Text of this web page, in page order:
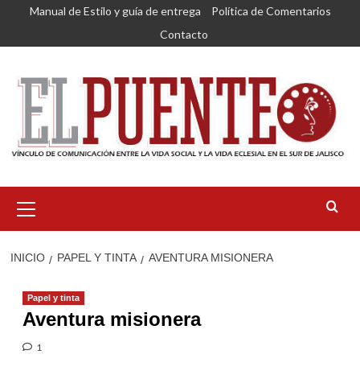
Saltar
contenido
Manual de Estilo y guía de entrega
Política de Comentarios
Contacto
primario
INICIO PAPEL Y TINTA AVENTURA MISIONERA
Papel y tinta
Aventura misionera
1